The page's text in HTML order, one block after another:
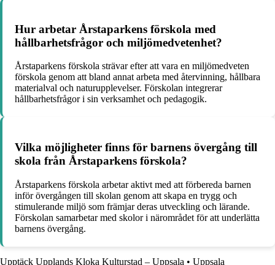
Hur arbetar Årstaparkens förskola med
hållbarhetsfrågor och miljömedvetenhet?
Årstaparkens förskola strävar efter att vara en miljömedveten
förskola genom att bland annat arbeta med återvinning, hållbara
materialval och naturupplevelser. Förskolan integrerar
hållbarhetsfrågor i sin verksamhet och pedagogik.
Vilka möjligheter finns för barnens övergång till
skola från Årstaparkens förskola?
Årstaparkens förskola arbetar aktivt med att förbereda barnen
inför övergången till skolan genom att skapa en trygg och
stimulerande miljö som främjar deras utveckling och lärande.
Förskolan samarbetar med skolor i närområdet för att underlätta
barnens övergång.
Upptäck Upplands Kloka Kulturstad – Uppsala • Uppsala